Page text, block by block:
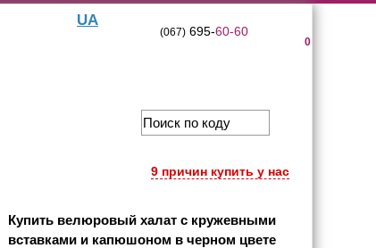
UA
0
(067)695-60-60
9 причин купить у нас
Купить велюровый халат с кружевными
вставками и капюшоном в черном цвете